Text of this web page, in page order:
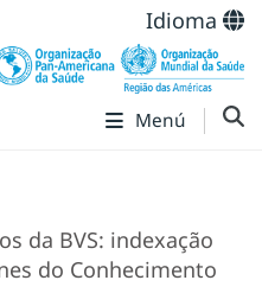
Idioma
Menú
da BVS: indexação
do Conhecimento